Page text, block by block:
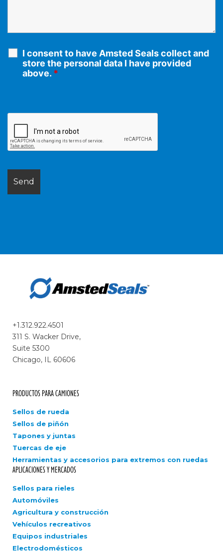
I consent to have Amsted Seals collect and
store the personal data I have provided
above. *
+1.312.922.4501
311 S. Wacker Drive,
Suite 5300
Chicago, IL 60606
PRODUCTOS PARA CAMIONES
Sellos de rueda
Sellos de piñón
Tapones y juntas
Tuercas de eje
Herramientas y accesorios para extremos con ruedas
APLICACIONES Y MERCADOS
Sellos para rieles
Automóviles
Agricultura y construcción
Vehículos recreativos
Equipos industriales
Electrodomésticos